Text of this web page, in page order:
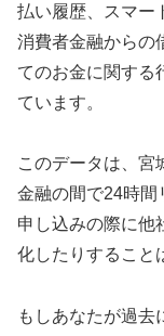
払い履歴、スマー
消費者金融からの
てのお金に関する
ています。
このデータは、宮
金融の間で24時間
申し込みの際に他
化したりすること
もしあなたが過去